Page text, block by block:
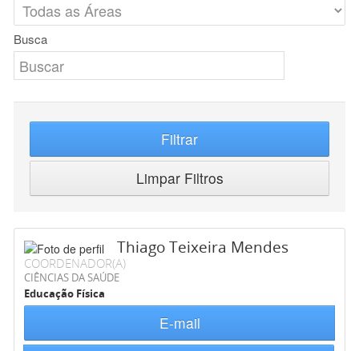
Busca
Filtrar
Limpar Filtros
Thiago Teixeira Mendes
COORDENADOR(A)
CIÊNCIAS DA SAÚDE
Educação Física
E-mail